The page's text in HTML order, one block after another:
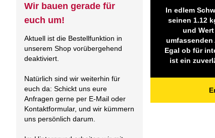
Wir bauen gerade für
euch um!
Aktuell ist die Bestellfunktion in
unserem Shop vorübergehend
deaktiviert.
Natürlich sind wir weiterhin für
euch da: Schickt uns eure
Anfragen gerne per E-Mail oder
Kontaktformular, und wir kümmern
uns persönlich darum.
In edlem
seinen 1.12
und
Egal ob für
ist ein